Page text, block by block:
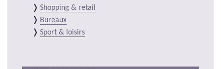
Shopping & retail
Bureaux
Sport & loisirs